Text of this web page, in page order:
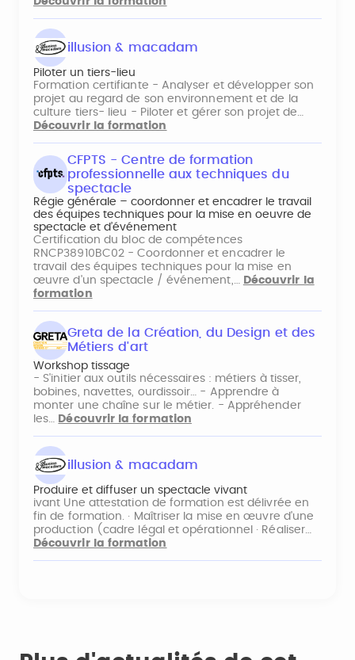
illusion & macadam
Piloter un tiers-lieu
Formation certifiante - Analyser et développer son
projet au regard de son environnement et de la
culture tiers- lieu - Piloter et gérer son projet de…
Découvrir la formation
CFPTS - Centre de formation
professionnelle aux techniques du
spectacle
Régie générale – coordonner et encadrer le travail
des équipes techniques pour la mise en oeuvre de
spectacle et d’événement
Certification du bloc de compétences
RNCP38910BC02 - Coordonner et encadrer le
travail des équipes techniques pour la mise en
œuvre d'un spectacle / événement,… Découvrir la
formation
Greta de la Création, du Design et des
Métiers d'art
Workshop tissage
- S'initier aux outils nécessaires : métiers à tisser,
bobines, navettes, ourdissoir… - Apprendre à
monter une chaîne sur le métier. - Appréhender
les…
Découvrir la formation
illusion & macadam
Produire et diffuser un spectacle vivant
ivant Une attestation de formation est délivrée en
fin de formation. · Maîtriser la mise en œuvre d'une
production (cadre légal et opérationnel · Réaliser…
Découvrir la formation